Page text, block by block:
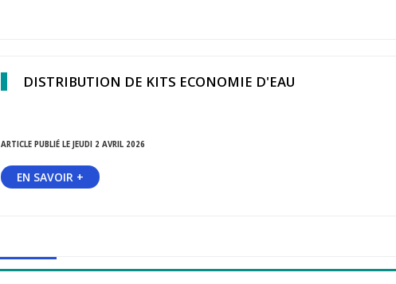
DISTRIBUTION DE KITS ECONOMIE D'EAU
ARTICLE PUBLIÉ LE JEUDI 2 AVRIL 2026
EN SAVOIR +